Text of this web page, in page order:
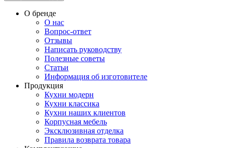
О бренде
О нас
Вопрос-ответ
Отзывы
Написать руководству
Полезные советы
Статьи
Информация об изготовителе
Продукция
Кухни модерн
Кухни классика
Кухни наших клиентов
Корпусная мебель
Эксклюзивная отделка
Правила возврата товара